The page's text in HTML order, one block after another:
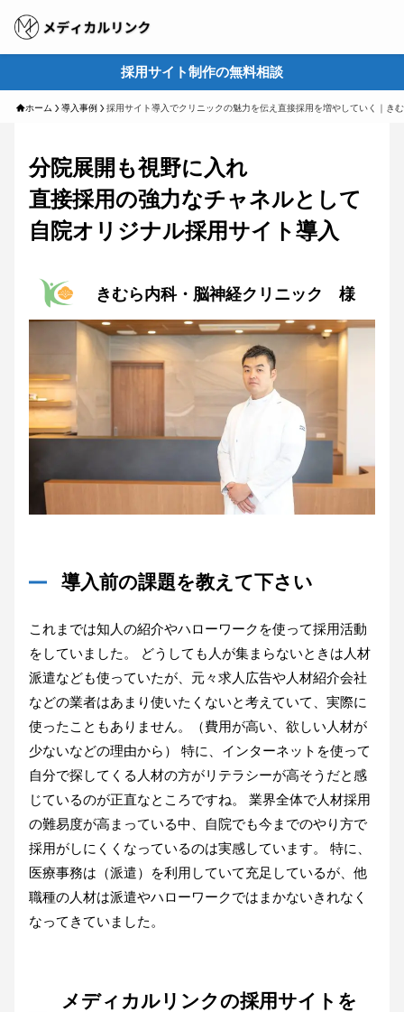
採用サイト制作の無料相談
ホーム 導入事例 採用サイト導入でクリニックの魅力を伝え直接採用を増やしていく｜
分院展開も視野に入れ
直接採用の強力なチャネルとして
自院オリジナル採用サイト導入
きむら内科・脳神経クリニック 様
導入前の課題を教えて下さい
これまでは知人の紹介やハローワークを使って採用活動
をしていました。 どうしても人が集まらないときは人材
派遣なども使っていたが、元々求人広告や人材紹介会社
などの業者はあまり使いたくないと考えていて、実際に
使ったこともありません。（費用が高い、欲しい人材が
少ないなどの理由から） 特に、インターネットを使って
自分で探してくる人材の方がリテラシーが高そうだと感
じているのが正直なところですね。 業界全体で人材採用
の難易度が高まっている中、自院でも今までのやり方で
採用がしにくくなっているのは実感しています。 特に、
医療事務は（派遣）を利用していて充足しているが、他
職種の人材は派遣やハローワークではまかないきれなく
なってきていました。
メディカルリンクの採用サイトを